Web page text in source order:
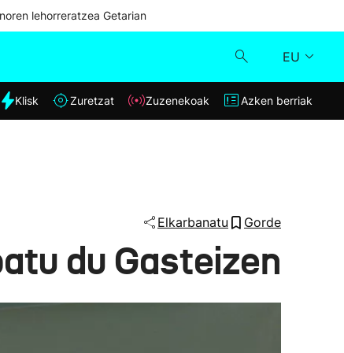
lehorreratzea Getarian
EU
Klisk
Azken berriak
Klisk Zuretzat Zuzenekoak Azken berriak
Elkarbanatu Gorde
du Gasteizen